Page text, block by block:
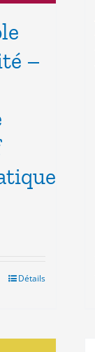
–
Détails